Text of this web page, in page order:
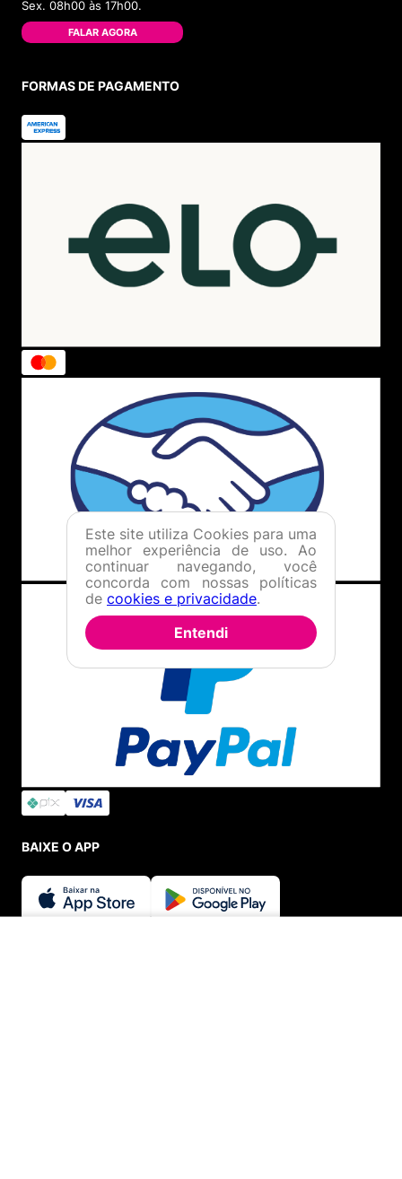
Sex. 08h00 às 17h00.
FALAR AGORA
FORMAS DE PAGAMENTO
BAIXE O APP
Este site utiliza Cookies para uma
melhor experiência de uso. Ao
continuar navegando, você
concorda com nossas políticas
de cookies e privacidade.
Entendi